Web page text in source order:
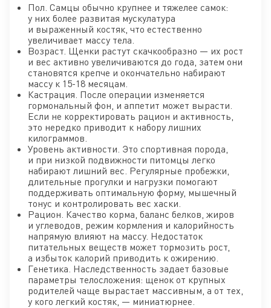
Пол. Самцы обычно крупнее и тяжелее самок:
у них более развитая мускулатура
и выраженный костяк, что естественно
увеличивает массу тела.
Возраст. Щенки растут скачкообразно — их рост
и вес активно увеличиваются до года, затем они
становятся крепче и окончательно набирают
массу к 15-18 месяцам.
Кастрация. После операции изменяется
гормональный фон, и аппетит может вырасти.
Если не корректировать рацион и активность,
это нередко приводит к набору лишних
килограммов.
Уровень активности. Это спортивная порода,
и при низкой подвижности питомцы легко
набирают лишний вес. Регулярные пробежки,
длительные прогулки и нагрузки помогают
поддерживать оптимальную форму, мышечный
тонус и контролировать вес хаски.
Рацион. Качество корма, баланс белков, жиров
и углеводов, режим кормления и калорийность
напрямую влияют на массу. Недостаток
питательных веществ может тормозить рост,
а избыток калорий приводить к ожирению.
Генетика. Наследственность задает базовые
параметры телосложения: щенок от крупных
родителей чаще вырастает массивным, а от тех,
у кого легкий костяк, — миниатюрнее.